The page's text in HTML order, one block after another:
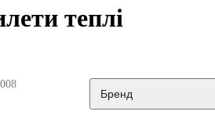
теплі
Бренд